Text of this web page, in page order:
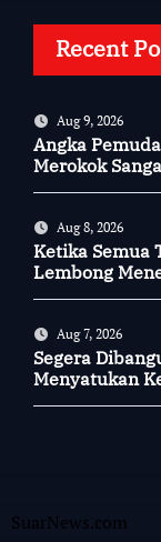
Recent
Aug 9, 2026
Angka
Merokok
Aug 8, 2026
Ketika Semua
Lembong
Aug 7, 2026
Segera
Menyatukan
SuarNews.com